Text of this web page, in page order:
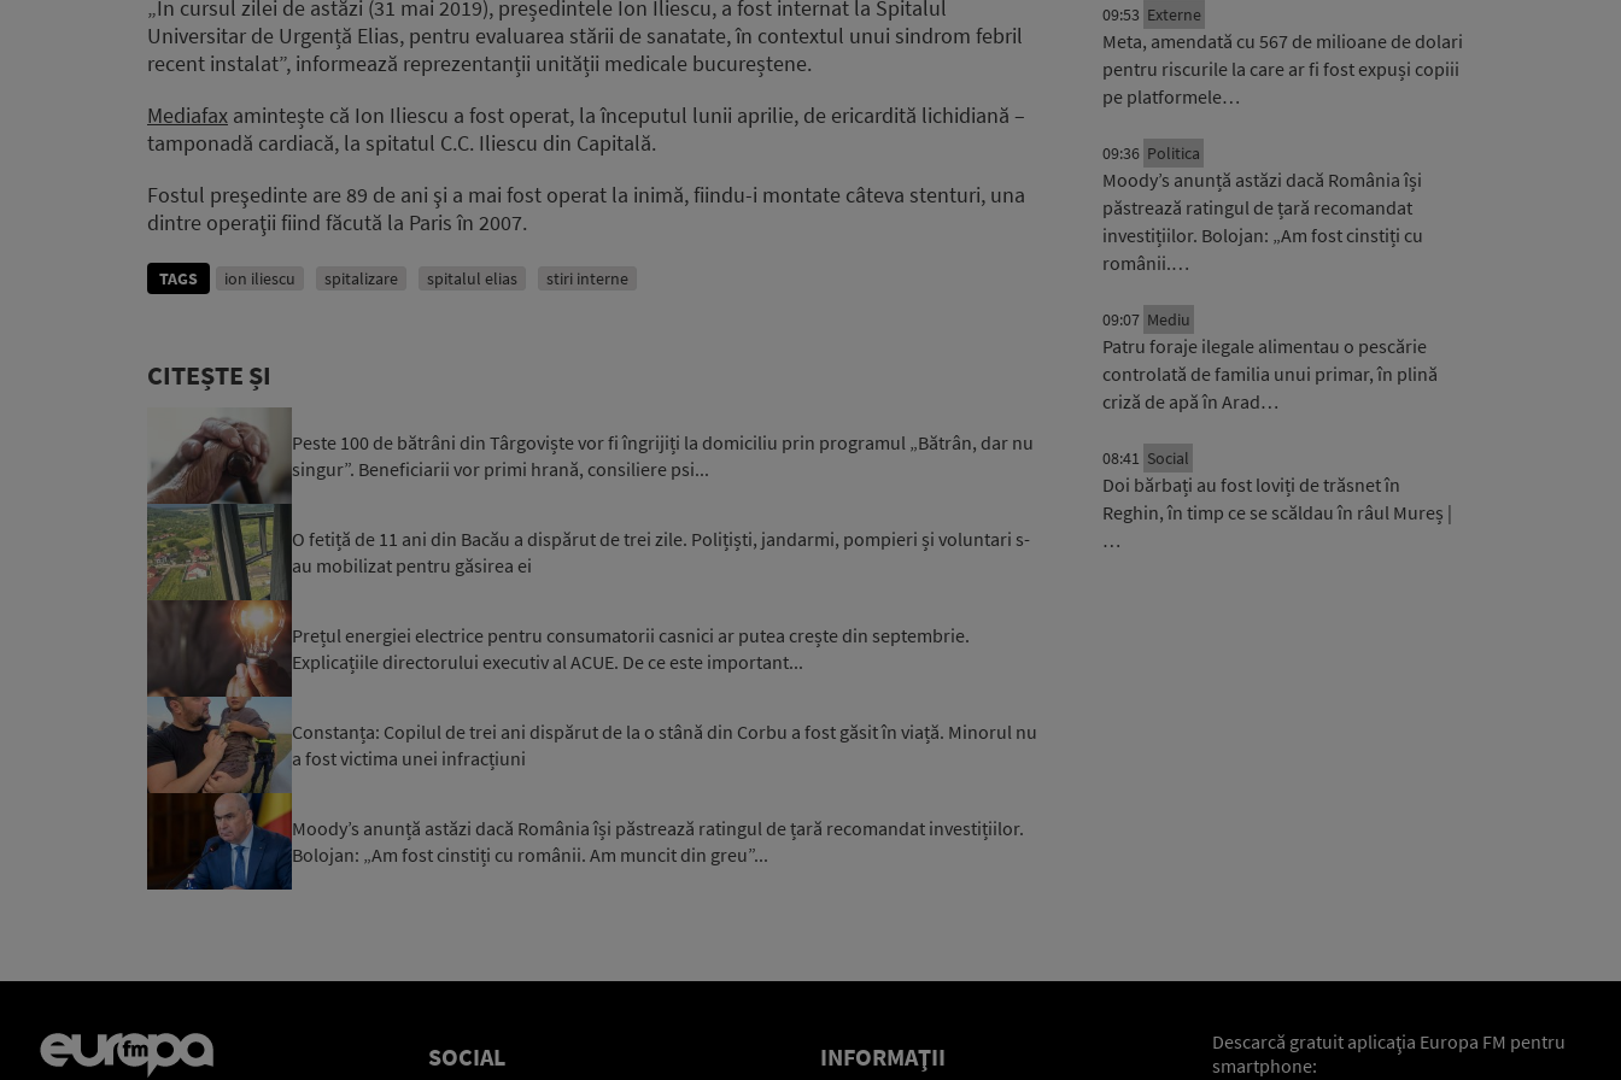
„În cursul zilei de astăzi (31 mai 2019), președintele Ion Iliescu, a fost internat la Spitalul
Universitar de Urgență Elias, pentru evaluarea stării de sanatate, în contextul unui sindrom febril
recent instalat”, informează reprezentanții unității medicale bucureștene.
Mediafax amintește că Ion Iliescu a fost operat, la începutul lunii aprilie, de ericardită lichidiană –
tamponadă cardiacă, la spitatul C.C. Iliescu din Capitală.
Fostul preşedinte are 89 de ani şi a mai fost operat la inimă, fiindu-i montate câteva stenturi, una
dintre operaţii fiind făcută la Paris în 2007.
TAGS ion iliescu spitalizare spitalul elias stiri interne
CITEȘTE ȘI
Peste 100 de bătrâni din Târgoviște vor fi îngrijiți la domiciliu prin programul „Bătrân, dar nu
singur”. Beneficiarii vor primi hrană, consiliere psi...
O fetiță de 11 ani din Bacău a dispărut de trei zile. Polițiști, jandarmi, pompieri și voluntari s-
au mobilizat pentru găsirea ei
Prețul energiei electrice pentru consumatorii casnici ar putea crește din septembrie.
Explicațiile directorului executiv al ACUE. De ce este important...
Constanța: Copilul de trei ani dispărut de la o stână din Corbu a fost găsit în viață. Minorul nu
a fost victima unei infracțiuni
Moody’s anunță astăzi dacă România își păstrează ratingul de țară recomandat investițiilor.
Bolojan: „Am fost cinstiți cu românii. Am muncit din greu”...
09:53 Externe
Meta, amendată cu 567 de milioane de dolari
pentru riscurile la care ar fi fost expuși copiii
pe platformele…
09:36 Politica
Moody’s anunță astăzi dacă România își
păstrează ratingul de țară recomandat
investițiilor. Bolojan: „Am fost cinstiți cu
românii.…
09:07 Mediu
Patru foraje ilegale alimentau o pescărie
controlată de familia unui primar, în plină
criză de apă în Arad…
08:41 Social
Doi bărbați au fost loviți de trăsnet în
Reghin, în timp ce se scăldau în râul Mureș |
…
SOCIAL INFORMAŢII
Descarcă gratuit aplicaţia Europa FM pentru
smartphone: